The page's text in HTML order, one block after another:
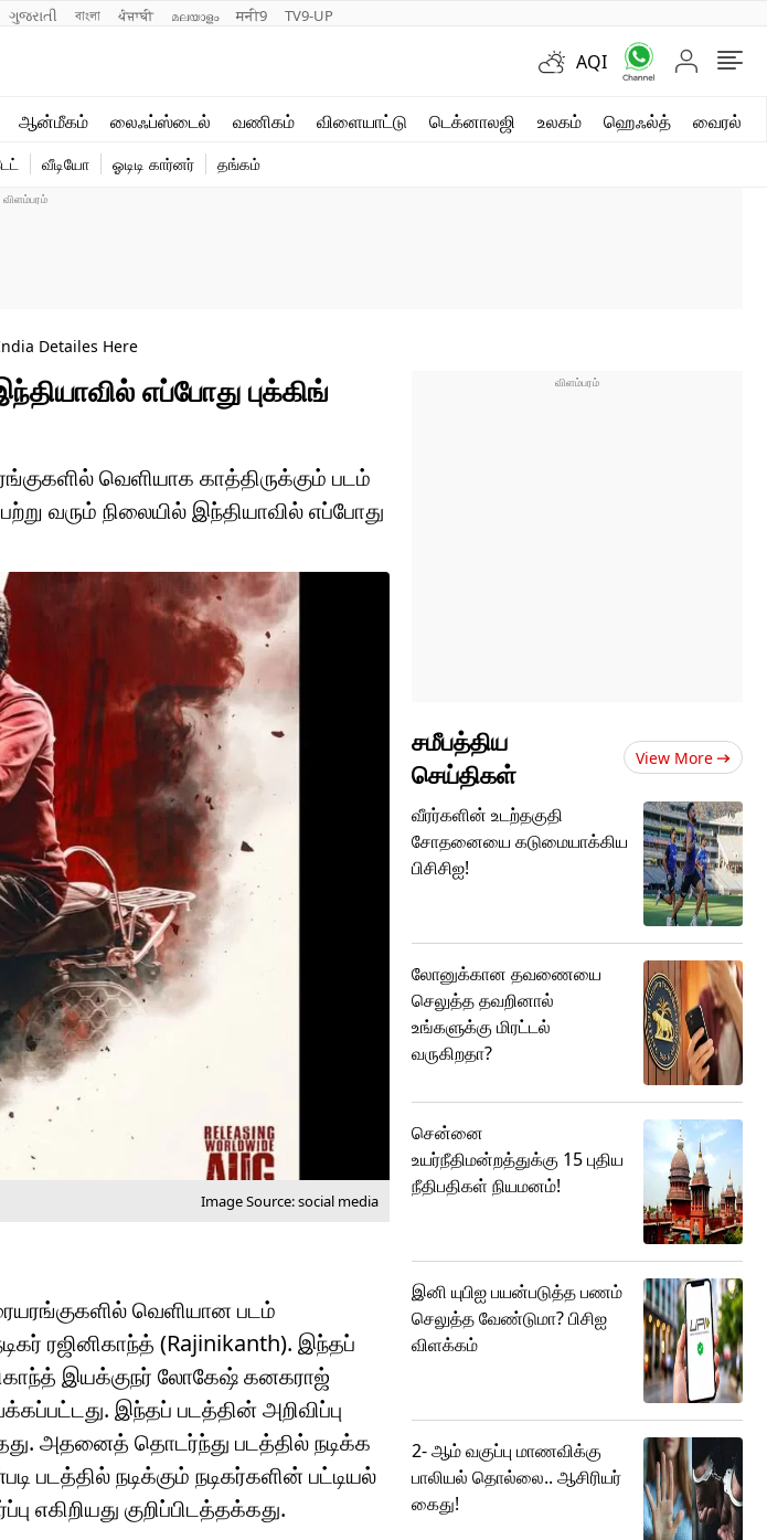
ગુજરાતી বাংলা ਪੰਜਾਬੀ മലയാളം मनी9 TV9-UP
AQI
ஆன்மீகம் லைஃப்ஸ்டைல் வணிகம் விளையாட்டு டெக்னாலஜி உலகம் ஹெஃல்த் வைரல்
வைரல்
வீடியோ ஓடிடி கார்னர் தங்கம்
Detailes Here
எப்போது புக்கிங்
வெளியாக காத்திருக்கும் படம்
வரும் நிலையில் இந்தியாவில் எப்போது
Image Source: social media
வெளியான படம்
ரஜினிகாந்த் (Rajinikanth). இந்தப்
இயக்குநர் லோகேஷ் கனகராஜ்
இந்தப் படத்தின் அறிவிப்பு
அதனைத் தொடர்ந்து படத்தில் நடிக்க
படத்தில் நடிக்கும் நடிகர்களின் பட்டியல்
எகிறியது குறிப்பிடத்தக்கது.
சமீபத்திய
செய்திகள்
View More
வீரர்களின் உடற்தகுதி
சோதனையை கடுமையாக்கிய
பிசிசிஐ!
லோனுக்கான தவணையை
செலுத்த தவறினால்
உங்களுக்கு மிரட்டல்
வருகிறதா?
சென்னை
உயர்நீதிமன்றத்துக்கு 15 புதிய
நீதிபதிகள் நியமனம்!
இனி யுபிஐ பயன்படுத்த பணம்
செலுத்த வேண்டுமா? பிசிஐ
விளக்கம்
2- ஆம் வகுப்பு மாணவிக்கு
பாலியல் தொல்லை.. ஆசிரியர்
கைது!